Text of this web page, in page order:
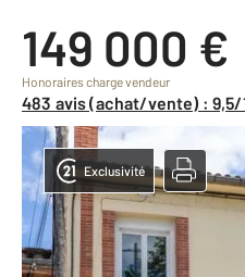
149 000 €
Honoraires charge vendeur
483 avis (achat/vente) : 9,5/
Exclusivité